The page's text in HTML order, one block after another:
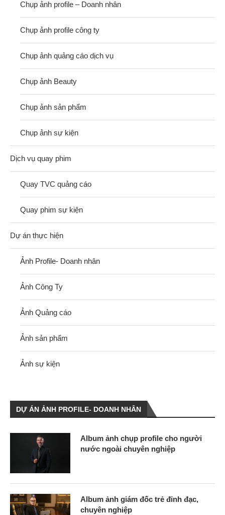
Chụp ảnh profile – Doanh nhân
Chụp ảnh profile công ty
Chụp ảnh quảng cáo dịch vụ
Chụp ảnh Beauty
Chụp ảnh sản phẩm
Chụp ảnh sự kiện
Dịch vụ quay phim
Quay TVC quảng cáo
Quay phim sự kiện
Dự án thực hiện
Ảnh Profile- Doanh nhân
Ảnh Công Ty
Ảnh Quảng cáo
Ảnh sản phẩm
Ảnh sự kiện
DỰ ÁN ẢNH PROFILE- DOANH NHÂN
Album ảnh chụp profile cho người
nước ngoài chuyên nghiệp
Album ảnh giám đốc trẻ đỉnh đạc,
chuyên nghiệp